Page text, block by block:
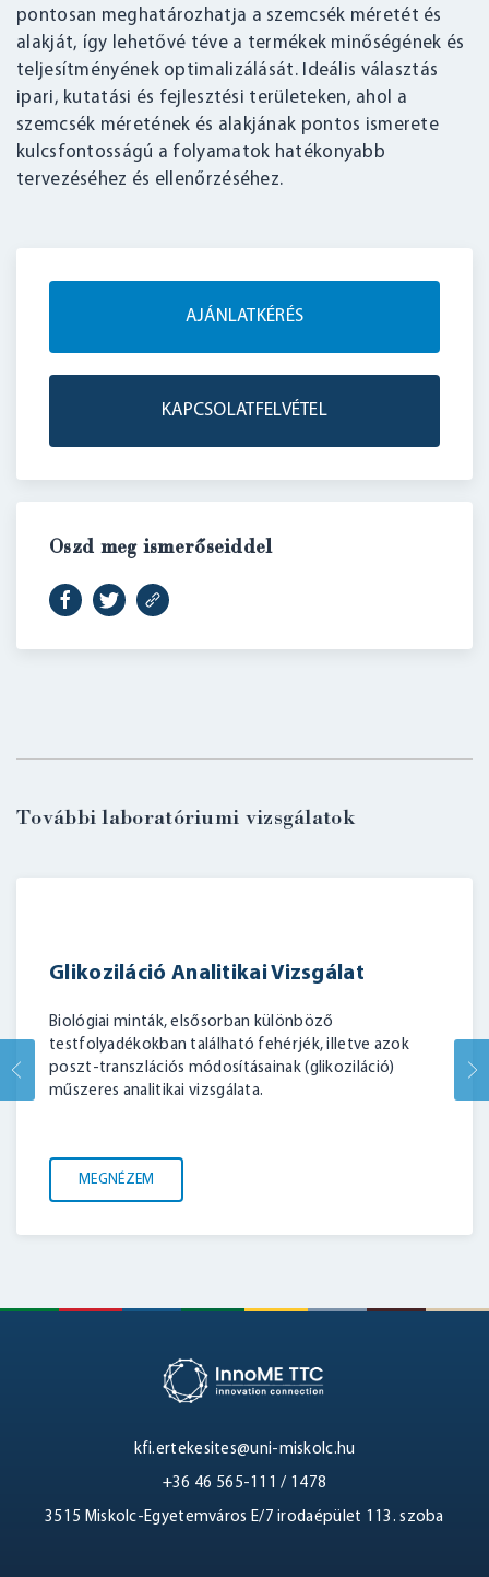
pontosan meghatározhatja a szemcsék méretét és
alakját, így lehetővé téve a termékek minőségének és
teljesítményének optimalizálását. Ideális választás
ipari, kutatási és fejlesztési területeken, ahol a
szemcsék méretének és alakjának pontos ismerete
kulcsfontosságú a folyamatok hatékonyabb
tervezéséhez és ellenőrzéséhez.
AJÁNLATKÉRÉS
KAPCSOLATFELVÉTEL
Oszd meg ismerőseiddel
További laboratóriumi vizsgálatok
Glikoziláció Analitikai Vizsgálat
Biológiai minták, elsősorban különböző
testfolyadékokban található fehérjék, illetve azok
poszt-transzlációs módosításainak (glikoziláció)
műszeres analitikai vizsgálata.
MEGNÉZEM
kfi.ertekesites@uni-miskolc.hu
+36 46 565-111 / 1478
3515 Miskolc-Egyetemváros E/7 irodaépület 113. szoba